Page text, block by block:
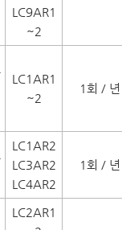
LC9AR1
~2
LC1AR1
~2
1회 / 년
LC1AR2
LC3AR2
LC4AR2
1회 / 년
LC2AR1